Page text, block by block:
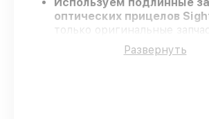
Используем подлинные
оптических прицелов
только оригинальные
вашей техники.
Сертифицированные
–
Развернуть